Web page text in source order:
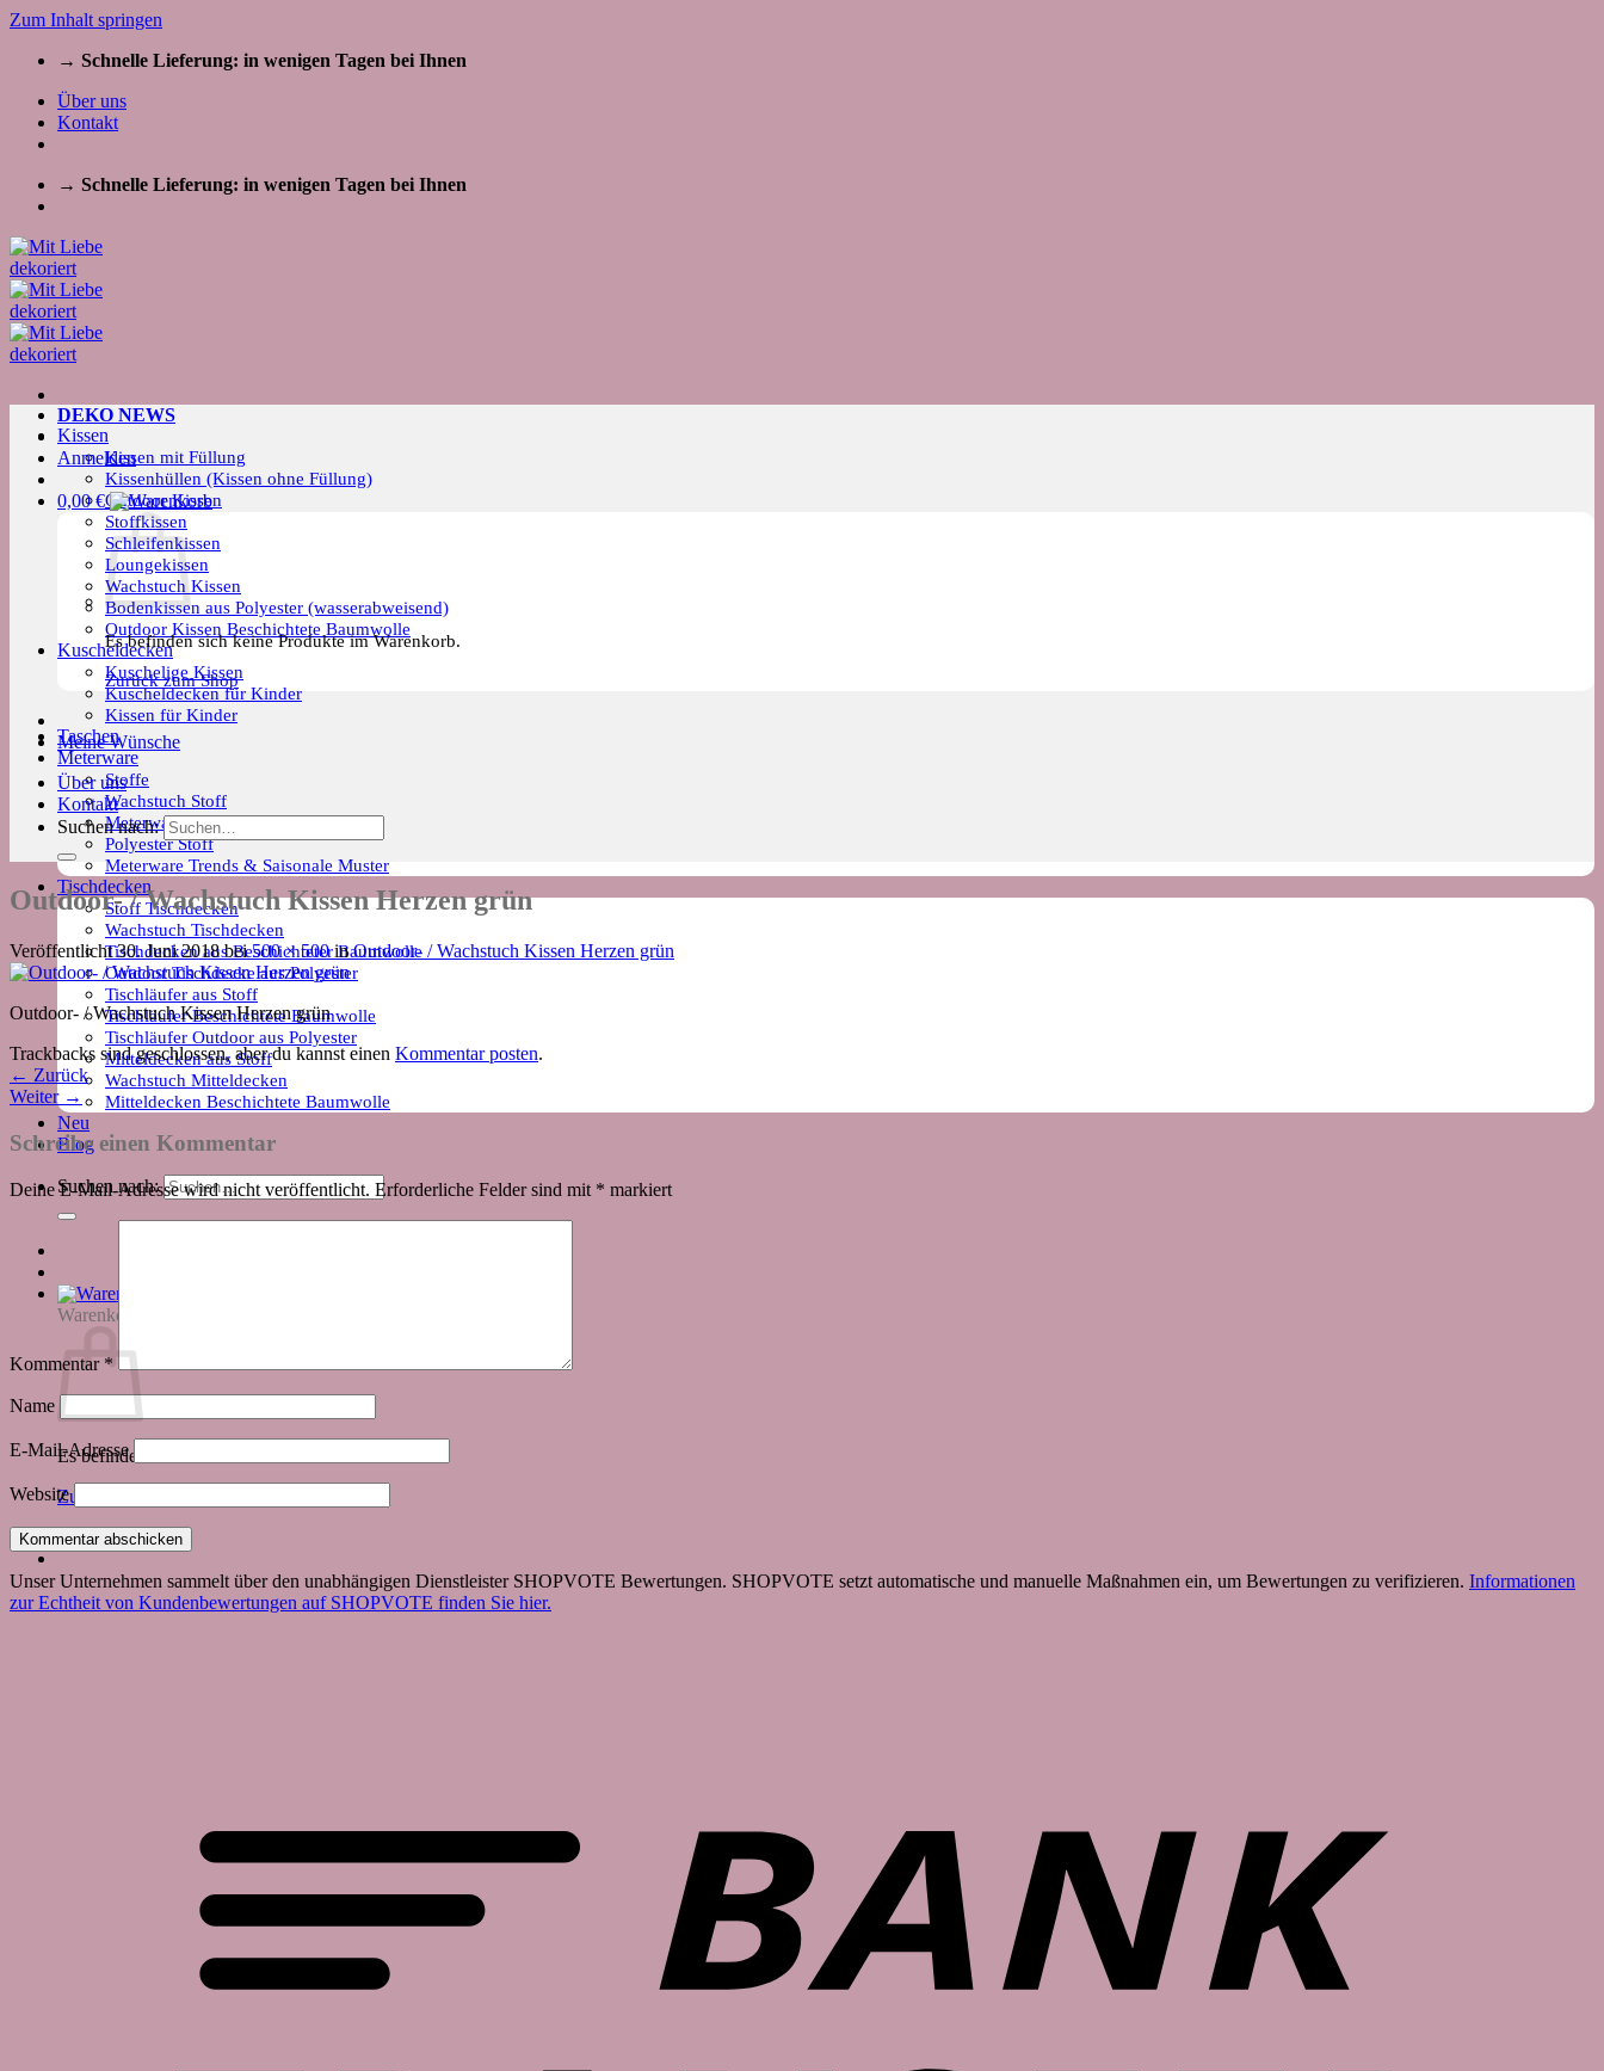
Zum Inhalt springen
→ Schnelle Lieferung: in wenigen Tagen bei Ihnen
Über uns
Kontakt
→ Schnelle Lieferung: in wenigen Tagen bei Ihnen
Kissen
Kissen mit Füllung
Kissenhüllen (Kissen ohne Füllung)
Outdoor Kissen
Stoffkissen
Schleifenkissen
Loungekissen
Wachstuch Kissen
Bodenkissen aus Polyester (wasserabweisend)
Outdoor Kissen Beschichtete Baumwolle
Kuscheldecken
Kuschelige Kissen
Kuscheldecken für Kinder
Kissen für Kinder
Taschen
Meterware
Stoffe
Wachstuch Stoff
Meterware Beschichtete Baumwolle
Polyester Stoff
Meterware Trends & Saisonale Muster
Tischdecken
Stoff Tischdecken
Wachstuch Tischdecken
Tischdecken aus Beschichteter Baumwolle
Outdoor Tischdecke aus Polyester
Tischläufer aus Stoff
Tischläufer Beschichtete Baumwolle
Tischläufer Outdoor aus Polyester
Mitteldecken aus Stoff
Wachstuch Mitteldecken
Mitteldecken Beschichtete Baumwolle
Neu
Blog
Suchen nach:
Warenkorb
Es befinden sich keine Produkte im Warenkorb.
Zurück zum Shop
DEKO NEWS
Anmelden
0,00€
Es befinden sich keine Produkte im Warenkorb.
Zurück zum Shop
Meine Wünsche
Über uns
Kontakt
Suchen nach:
Outdoor- / Wachstuch Kissen Herzen grün
Veröffentlicht30. Juni 2018bei500 × 500inOutdoor- / Wachstuch Kissen Herzen grün
Outdoor- / Wachstuch Kissen Herzen grün
Trackbacks sind geschlossen, aber du kannst einen Kommentar posten.
← Zurück
Weiter →
Schreibe einen Kommentar
Deine E-Mail-Adresse wird nicht veröffentlicht. Erforderliche Felder sind mit * markiert
Kommentar *
Name
E-Mail-Adresse
Website
Unser Unternehmen sammelt über den unabhängigen Dienstleister SHOPVOTE Bewertungen. SHOPVOTE setzt automatische und manuelle Maßnahmen ein, um Bewertungen zu verifizieren. Informationen
zur Echtheit von Kundenbewertungen auf SHOPVOTE finden Sie hier.